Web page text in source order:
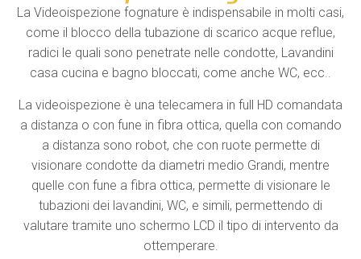
La Videoispezione fognature è indispensabile in molti casi,
come il blocco della tubazione di scarico acque reflue,
radici le quali sono penetrate nelle condotte, Lavandini
casa cucina e bagno bloccati, come anche WC, ecc..
La videoispezione è una telecamera in full HD comandata
a distanza o con fune in fibra ottica, quella con comando
a distanza sono robot, che con ruote permette di
visionare condotte da diametri medio Grandi, mentre
quelle con fune a fibra ottica, permette di visionare le
tubazioni dei lavandini, WC, e simili, permettendo di
valutare tramite uno schermo LCD il tipo di intervento da
ottemperare.